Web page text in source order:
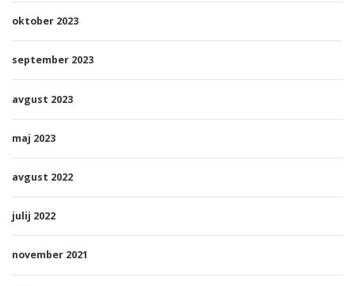
oktober 2023
september 2023
avgust 2023
maj 2023
avgust 2022
julij 2022
november 2021